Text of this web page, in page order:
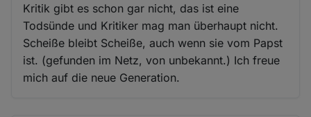
Kritik gibt es schon gar nicht, das ist eine
Todsünde und Kritiker mag man überhaupt nicht.
Scheiße bleibt Scheiße, auch wenn sie vom Papst
ist. (gefunden im Netz, von unbekannt.) Ich freue
mich auf die neue Generation.